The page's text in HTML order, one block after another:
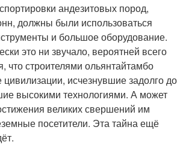
андезитовых пород,
должны были использоваться
и большое оборудование.
это ни звучало, вероятней всего
что строителями ольянтайтамбо
исчезнувшие задолго до
высокими технологиями. А может
великих свершений им
посетители. Эта тайна ещё